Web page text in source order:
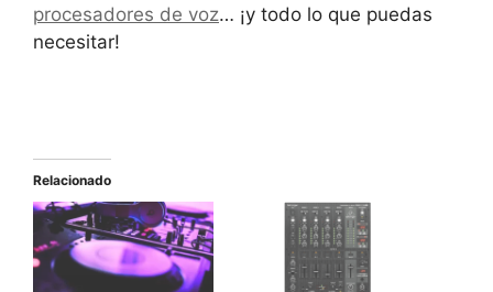
procesadores de voz… ¡y todo lo que puedas
necesitar!
Relacionado